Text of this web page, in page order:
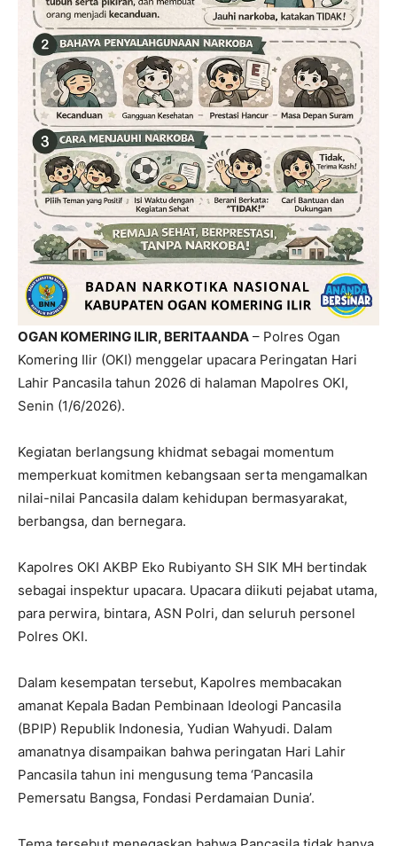
OGAN KOMERING ILIR, BERITAANDA – Polres Ogan
Komering Ilir (OKI) menggelar upacara Peringatan Hari
Lahir Pancasila tahun 2026 di halaman Mapolres OKI,
Senin (1/6/2026).
Kegiatan berlangsung khidmat sebagai momentum
memperkuat komitmen kebangsaan serta mengamalkan
nilai-nilai Pancasila dalam kehidupan bermasyarakat,
berbangsa, dan bernegara.
Kapolres OKI AKBP Eko Rubiyanto SH SIK MH bertindak
sebagai inspektur upacara. Upacara diikuti pejabat utama,
para perwira, bintara, ASN Polri, dan seluruh personel
Polres OKI.
Dalam kesempatan tersebut, Kapolres membacakan
amanat Kepala Badan Pembinaan Ideologi Pancasila
(BPIP) Republik Indonesia, Yudian Wahyudi. Dalam
amanatnya disampaikan bahwa peringatan Hari Lahir
Pancasila tahun ini mengusung tema ‘Pancasila
Pemersatu Bangsa, Fondasi Perdamaian Dunia’.